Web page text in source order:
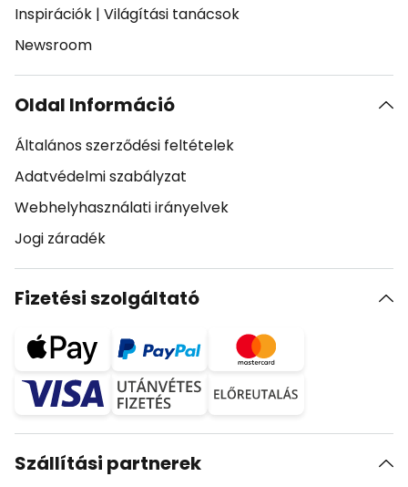
Inspirációk | Világítási tanácsok
Newsroom
Oldal Információ
Általános szerződési feltételek
Adatvédelmi szabályzat
Webhelyhasználati irányelvek
Jogi záradék
Fizetési szolgáltató
Szállítási partnerek